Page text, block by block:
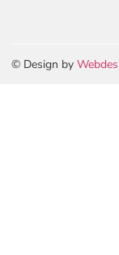
© Design by